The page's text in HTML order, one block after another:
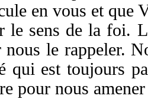
en vous et que
le sens de la foi.
le rappeler.
qui est toujours
pour nous